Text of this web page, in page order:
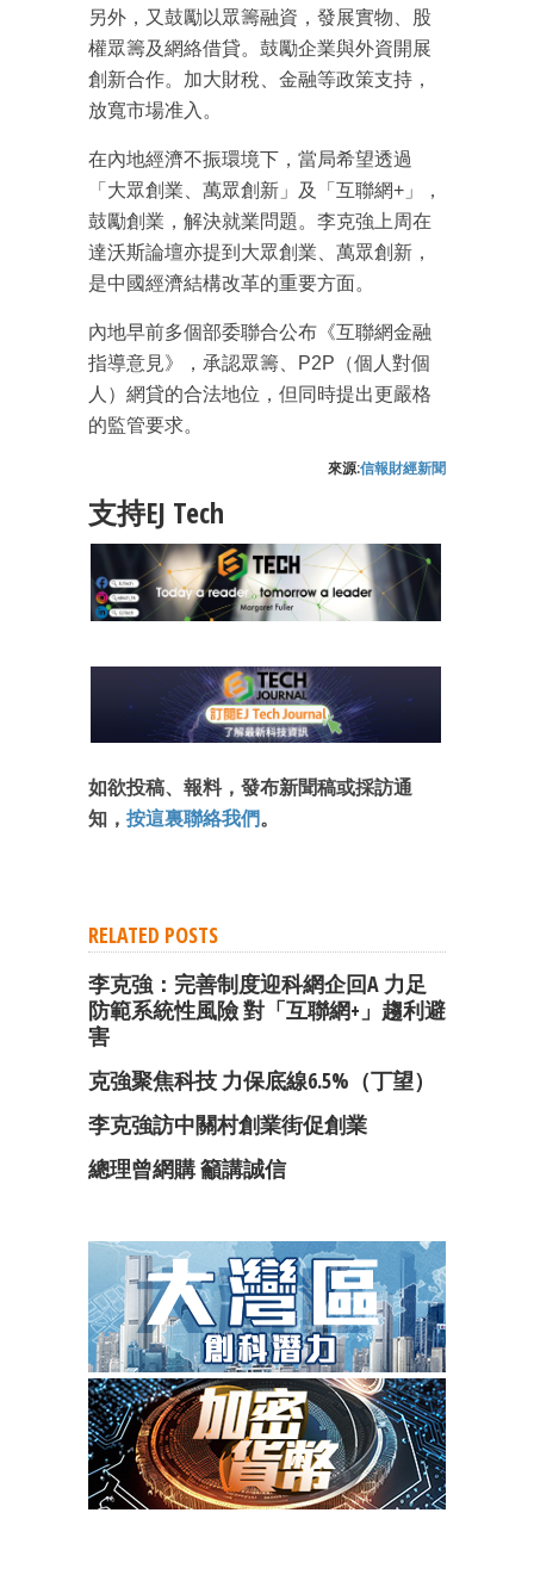
另外，又鼓勵以眾籌融資，發展實物、股
權眾籌及網絡借貸。鼓勵企業與外資開展
創新合作。加大財稅、金融等政策支持，
放寬市場准入。
在內地經濟不振環境下，當局希望透過
「大眾創業、萬眾創新」及「互聯網+」，
鼓勵創業，解決就業問題。李克強上周在
達沃斯論壇亦提到大眾創業、萬眾創新，
是中國經濟結構改革的重要方面。
內地早前多個部委聯合公布《互聯網金融
指導意見》，承認眾籌、P2P（個人對個
人）網貸的合法地位，但同時提出更嚴格
的監管要求。
來源:信報財經新聞
支持EJ Tech
如欲投稿、報料，發布新聞稿或採訪通
知， 按這裏聯絡我們。
RELATED POSTS
李克強：完善制度迎科網企回A 力足
防範系統性風險 對「互聯網+」趨利避
害
克強聚焦科技 力保底線6.5%（丁望）
李克強訪中關村創業街促創業
總理曾網購 籲講誠信
最新資訊（附創業懶人包）
箱！